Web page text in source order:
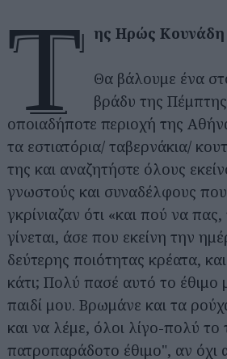
τ ης Ηρώς Κουνάδη
Θα βάλουμε ένα
βράδυ της
οποιαδήποτε περιοχή της
τα εστιατόρια/ ταβερνάκια/
της και αναζητήστε όλους
γνωστούς και συναδέλφους που
γκρίνιαζαν ότι «και πού να
γίνεται, άσε που εκείνη την
δεύτερης ποιότητας κρέατα,
κάτι; Πολύ πασέ αυτό το έθιμο
παιδί μου. Βρωμάνε και τα
και να λέμε, όλοι λίγο-πολύ το
πατροπαράδοτο έθιμο", αν όχι